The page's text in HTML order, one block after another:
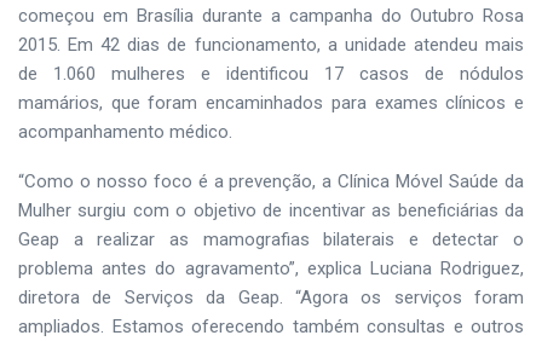
começou em Brasília durante a campanha do Outubro Rosa
2015. Em 42 dias de funcionamento, a unidade atendeu mais
de 1.060 mulheres e identificou 17 casos de nódulos
mamários, que foram encaminhados para exames clínicos e
acompanhamento médico.
“Como o nosso foco é a prevenção, a Clínica Móvel Saúde da
Mulher surgiu com o objetivo de incentivar as beneficiárias da
Geap a realizar as mamografias bilaterais e detectar o
problema antes do agravamento”, explica Luciana Rodriguez,
diretora de Serviços da Geap. “Agora os serviços foram
ampliados. Estamos oferecendo também consultas e outros